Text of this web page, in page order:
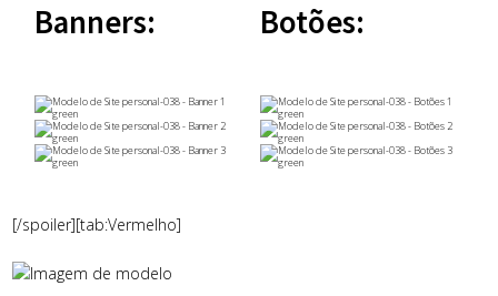
Banners: Botões:
[/spoiler][tab:Vermelho]